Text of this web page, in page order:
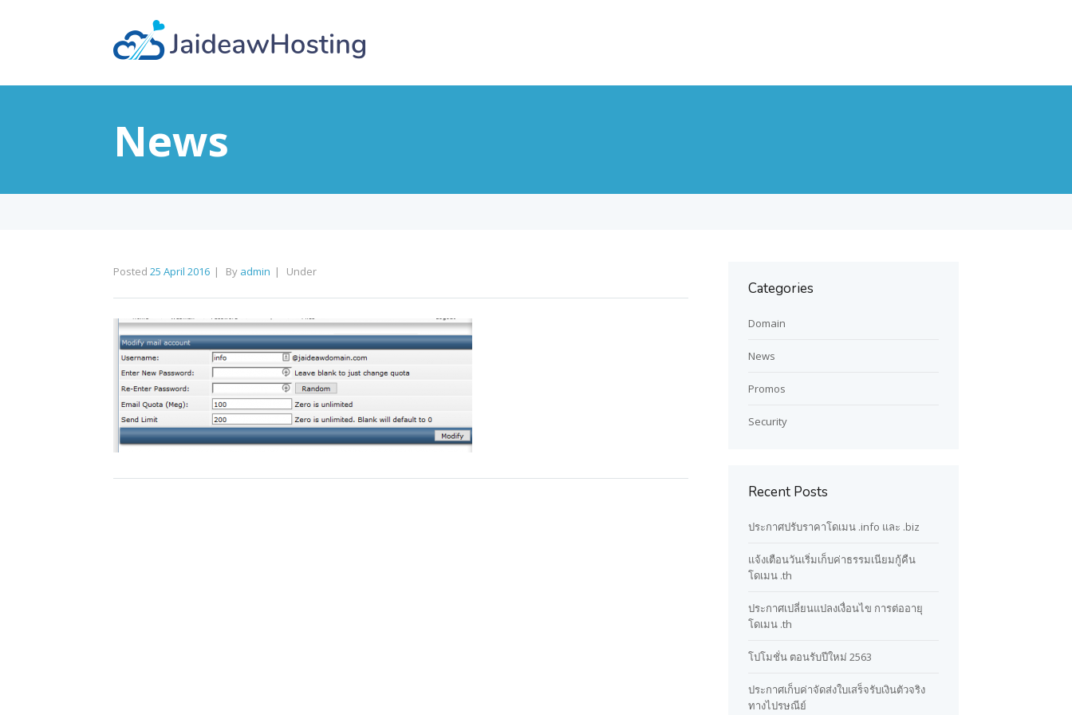
News
Posted 25 April 2016 By admin Under
Categories
Domain
News
Promos
Security
Recent Posts
ประกาศปรับราคาโดเมน .info และ .biz
แจ้งเตือนวันเริ่มเก็บค่าธรรมเนียมกู้คืน
โดเมน .th
ประกาศเปลี่ยนแปลงเงื่อนไข การต่ออายุ
โดเมน .th
โปโมชั่น ตอนรับปีใหม่ 2563
ประกาศเก็บค่าจัดส่งใบเสร็จรับเงินตัวจริง
ทางไปรษณีย์